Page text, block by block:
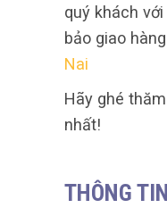
quý khách
bảo giao
Nai
Hãy ghé
nhất!
THÔNG